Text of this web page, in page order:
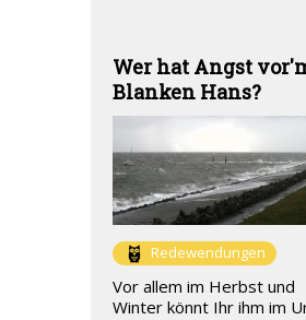
Wer hat Angst
Blanken Hans?
Redewendungen
Vor allem im Herbst und
Winter könnt Ihr ihm im